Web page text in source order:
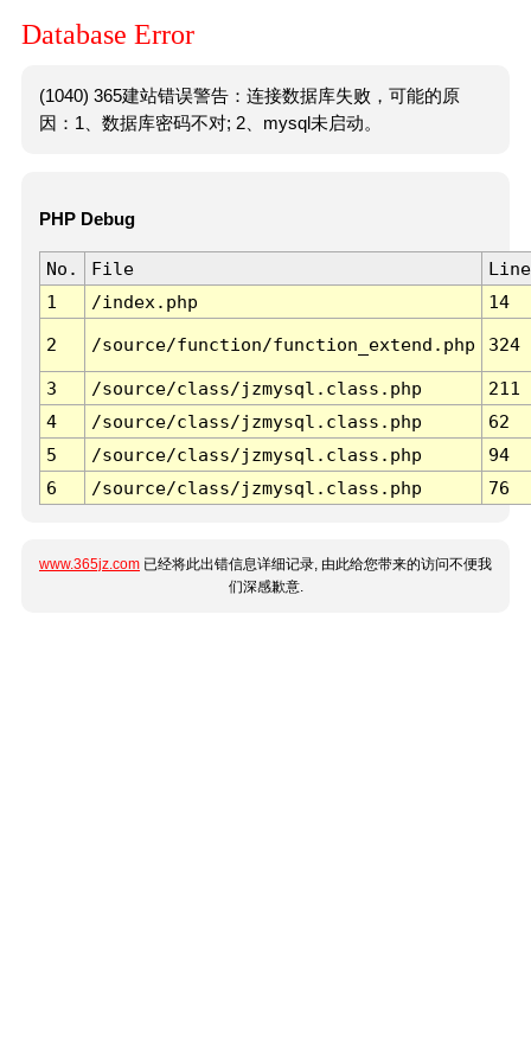
Database Error
(1040) 365建站错误警告：连接数据库失败，可能的原
因：1、数据库密码不对; 2、mysql未启动。
PHP Debug
No. File
Line
1
/index.php 14
2 /source/function/function_extend.php 324
3 /source/class/jzmysql.class.php
211
4
/source/class/jzmysql.class.php
62
5
/source/class/jzmysql.class.php
94
6
/source/class/jzmysql.class.php 76
www.365jz.com 已经将此出错信息详细记录, 由此给您带来的访问不便我
们深感歉意.